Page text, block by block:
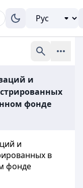
и
фонде
и
в
фонде